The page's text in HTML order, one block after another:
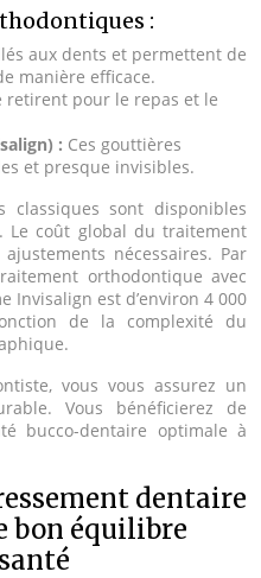
:
aux dents et permettent de
manière efficace.
retirent pour le repas et le
: Ces gouttières
et presque invisibles.
classiques sont disponibles
Le coût global du traitement
nécessaires. Par
orthodontique avec
Invisalign est d’environ 4 000
de la complexité du
vous vous assurez un
Vous bénéficierez de
bucco-dentaire optimale à
dentaire
bon équilibre